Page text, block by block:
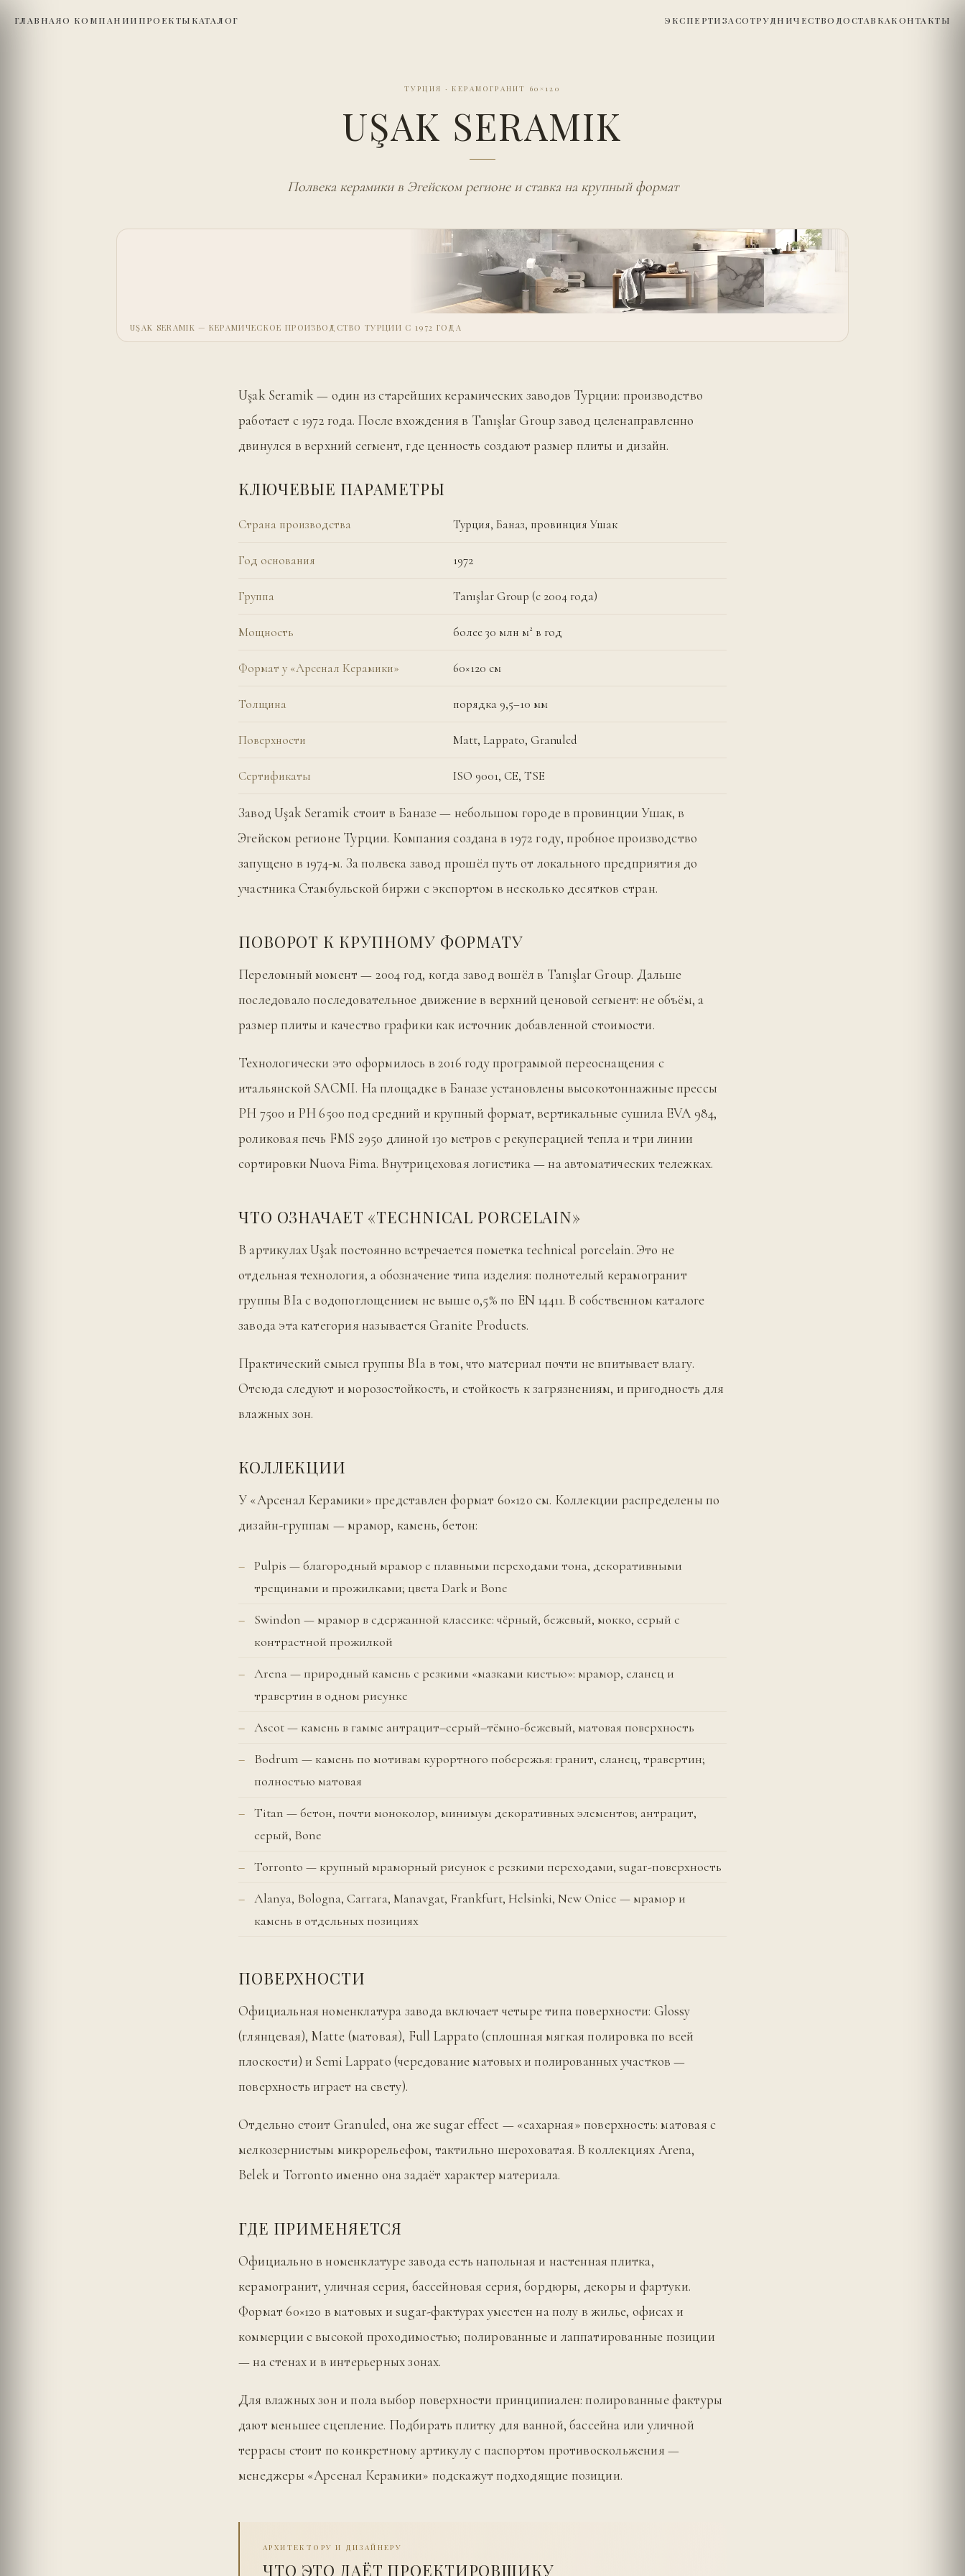
ТУРЦИЯ · КЕРАМОГРАНИТ 60×120
UŞAK SERAMIK
Полвека керамики в Эгейском регионе и ставка на крупный формат
UŞAK SERAMIK — КЕРАМИЧЕСКОЕ ПРОИЗВОДСТВО ТУРЦИИ С 1972 ГОДА
Uşak Seramik — один из старейших керамических заводов Турции: производство
работает с 1972 года. После вхождения в Tanışlar Group завод целенаправленно
двинулся в верхний сегмент, где ценность создают размер плиты и дизайн.
КЛЮЧЕВЫЕ ПАРАМЕТРЫ
Страна производства Турция, Баназ, провинция Ушак
Год основания 1972
Группа Tanışlar Group (с 2004 года)
Мощность более 30 млн м² в год
Формат у «Арсенал Керамики» 60×120 см
Толщина порядка 9,5–10 мм
Поверхности Matt, Lappato, Granuled
Сертификаты ISO 9001, CE, TSE
Завод Uşak Seramik стоит в Баназе — небольшом городе в провинции Ушак, в
Эгейском регионе Турции. Компания создана в 1972 году, пробное производство
запущено в 1974-м. За полвека завод прошёл путь от локального предприятия до
участника Стамбульской биржи с экспортом в несколько десятков стран.
ПОВОРОТ К КРУПНОМУ ФОРМАТУ
Переломный момент — 2004 год, когда завод вошёл в Tanışlar Group. Дальше
последовало последовательное движение в верхний ценовой сегмент: не объём, а
размер плиты и качество графики как источник добавленной стоимости.
Технологически это оформилось в 2016 году программой переоснащения с
итальянской SACMI. На площадке в Баназе установлены высокотоннажные прессы
PH 7500 и PH 6500 под средний и крупный формат, вертикальные сушила EVA 984,
роликовая печь FMS 2950 длиной 130 метров с рекуперацией тепла и три линии
сортировки Nuova Fima. Внутрицеховая логистика — на автоматических тележках.
ЧТО ОЗНАЧАЕТ «TECHNICAL PORCELAIN»
В артикулах Uşak постоянно встречается пометка technical porcelain. Это не
отдельная технология, а обозначение типа изделия: полнотелый керамогранит
группы BIa с водопоглощением не выше 0,5% по EN 14411. В собственном каталоге
завода эта категория называется Granite Products.
Практический смысл группы BIa в том, что материал почти не впитывает влагу.
Отсюда следуют и морозостойкость, и стойкость к загрязнениям, и пригодность для
влажных зон.
КОЛЛЕКЦИИ
У «Арсенал Керамики» представлен формат 60×120 см. Коллекции распределены по
дизайн-группам — мрамор, камень, бетон:
Pulpis — благородный мрамор с плавными переходами тона, декоративными
трещинами и прожилками; цвета Dark и Bone
Swindon — мрамор в сдержанной классике: чёрный, бежевый, мокко, серый с
контрастной прожилкой
Arena — природный камень с резкими «мазками кистью»: мрамор, сланец и
травертин в одном рисунке
Ascot — камень в гамме антрацит–серый–тёмно-бежевый, матовая поверхность
Bodrum — камень по мотивам курортного побережья: гранит, сланец, травертин;
полностью матовая
Titan — бетон, почти моноколор, минимум декоративных элементов; антрацит,
серый, Bone
Torronto — крупный мраморный рисунок с резкими переходами, sugar-поверхность
Alanya, Bologna, Carrara, Manavgat, Frankfurt, Helsinki, New Onice — мрамор и
камень в отдельных позициях
ПОВЕРХНОСТИ
Официальная номенклатура завода включает четыре типа поверхности: Glossy
(глянцевая), Matte (матовая), Full Lappato (сплошная мягкая полировка по всей
плоскости) и Semi Lappato (чередование матовых и полированных участков —
поверхность играет на свету).
Отдельно стоит Granuled, она же sugar effect — «сахарная» поверхность: матовая с
мелкозернистым микрорельефом, тактильно шероховатая. В коллекциях Arena,
Belek и Torronto именно она задаёт характер материала.
ГДЕ ПРИМЕНЯЕТСЯ
Официально в номенклатуре завода есть напольная и настенная плитка,
керамогранит, уличная серия, бассейновая серия, бордюры, декоры и фартуки.
Формат 60×120 в матовых и sugar-фактурах уместен на полу в жилье, офисах и
коммерции с высокой проходимостью; полированные и лаппатированные позиции
— на стенах и в интерьерных зонах.
Для влажных зон и пола выбор поверхности принципиален: полированные фактуры
дают меньшее сцепление. Подбирать плитку для ванной, бассейна или уличной
террасы стоит по конкретному артикулу с паспортом противоскольжения —
менеджеры «Арсенал Керамики» подскажут подходящие позиции.
АРХИТЕКТОРУ И ДИЗАЙНЕРУ
ЧТО ЭТО ДАЁТ ПРОЕКТИРОВЩИКУ
ГЛАВНАЯО КОМПАНИИ ПРОЕКТЫ КАТАЛОГ ЭКСПЕРТИЗАСОТРУДНИЧЕСТВО ДОСТАВКАКОНТАКТЫ